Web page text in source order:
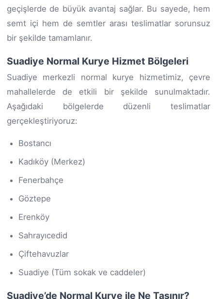
geçişlerde de büyük avantaj sağlar. Bu sayede, hem
semt içi hem de semtler arası teslimatlar sorunsuz
bir şekilde tamamlanır.
Suadiye Normal Kurye Hizmet Bölgeleri
Suadiye merkezli normal kurye hizmetimiz, çevre
mahallelerde de etkili bir şekilde sunulmaktadır.
Aşağıdaki bölgelerde düzenli teslimatlar
gerçekleştiriyoruz:
Bostancı
Kadıköy (Merkez)
Fenerbahçe
Göztepe
Erenköy
Sahrayıcedid
Çiftehavuzlar
Suadiye (Tüm sokak ve caddeler)
Suadiye’de Normal Kurye ile Ne Taşınır?